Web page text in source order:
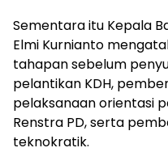
Sementara itu Kepala
Elmi Kurnianto
tahapan sebelum
pelantikan KDH,
pelaksanaan orientasi
Renstra PD, serta
teknokratik.